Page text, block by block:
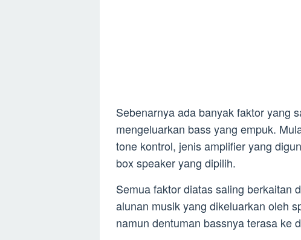
Sebenarnya ada banyak faktor yang
mengeluarkan bass yang empuk.
tone kontrol, jenis amplifier yang
box speaker yang dipilih.
Semua faktor diatas saling berkaitan
alunan musik yang dikeluarkan oleh
namun dentuman bassnya terasa ke